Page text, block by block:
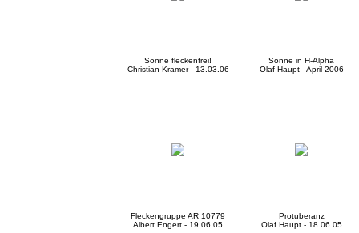
Sonne fleckenfrei!
Christian Kramer - 13.03.06
Sonne in H-Alpha
Olaf Haupt - April 2006
Fleckengruppe AR 10779
Albert Engert - 19.06.05
Protuberanz
Olaf Haupt - 18.06.05